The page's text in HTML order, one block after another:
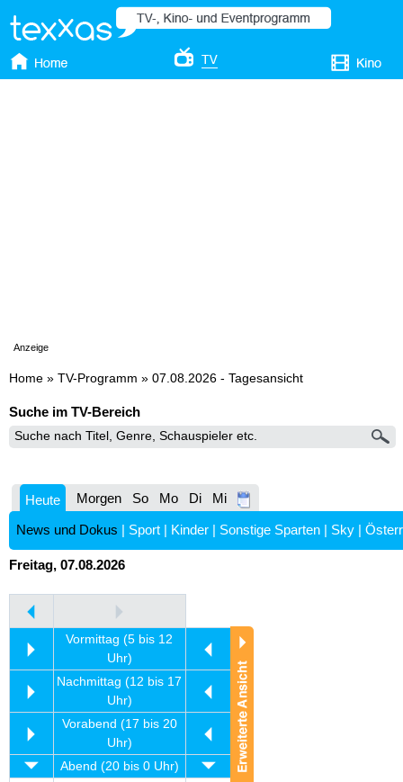
Anzeige
Home » TV-Programm » 07.08.2026 - Tagesansicht
Suche im TV-Bereich
Heute Morgen So Mo Di Mi
News und Dokus | Sport | Kinder | Sonstige Sparten | Sky |
Freitag, 07.08.2026
Vormittag (5 bis 12
Uhr)
Nachmittag (12 bis 17
Uhr)
Vorabend (17 bis 20
Uhr)
Abend (20 bis 0 Uhr)